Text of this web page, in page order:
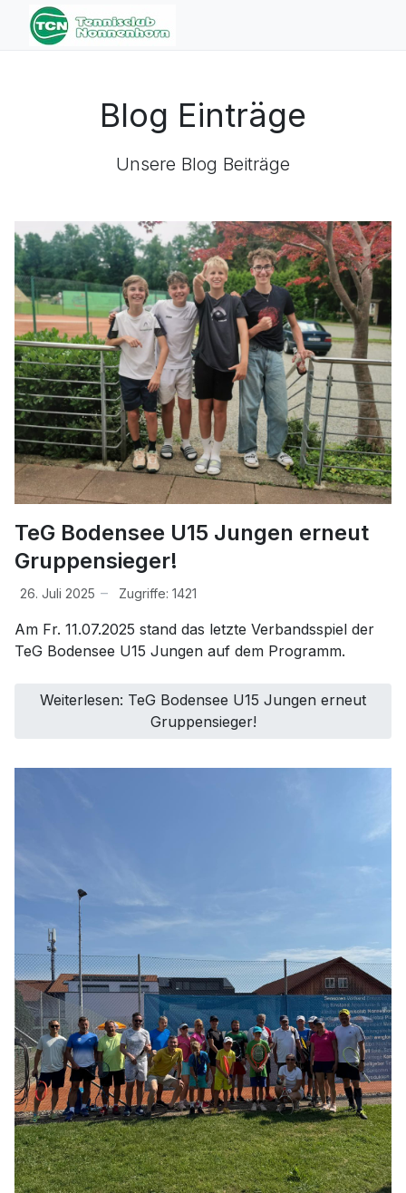
Blog Einträge
Unsere Blog Beiträge
TeG Bodensee U15 Jungen erneut
Gruppensieger!
26. Juli 2025 Zugriffe: 1421
Am Fr. 11.07.2025 stand das letzte Verbandsspiel der
TeG Bodensee U15 Jungen auf dem Programm.
Weiterlesen: TeG Bodensee U15 Jungen erneut
Gruppensieger!